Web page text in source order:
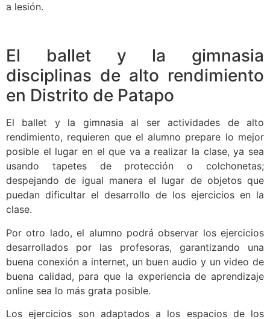
a lesión.
El ballet y la gimnasia
disciplinas de alto rendimiento
en Distrito de Patapo
El ballet y la gimnasia al ser actividades de alto
rendimiento, requieren que el alumno prepare lo mejor
posible el lugar en el que va a realizar la clase, ya sea
usando tapetes de protección o colchonetas;
despejando de igual manera el lugar de objetos que
puedan dificultar el desarrollo de los ejercicios en la
clase.
Por otro lado, el alumno podrá observar los ejercicios
desarrollados por las profesoras, garantizando una
buena conexión a internet, un buen audio y un video de
buena calidad, para que la experiencia de aprendizaje
online sea lo más grata posible.
Los ejercicios son adaptados a los espacios de los